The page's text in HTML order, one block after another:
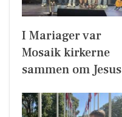
I Mariager var
Mosaik kirkerne
sammen om Jesus